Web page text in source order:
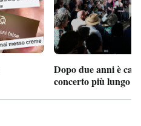
Dopo due anni è
concerto più lungo